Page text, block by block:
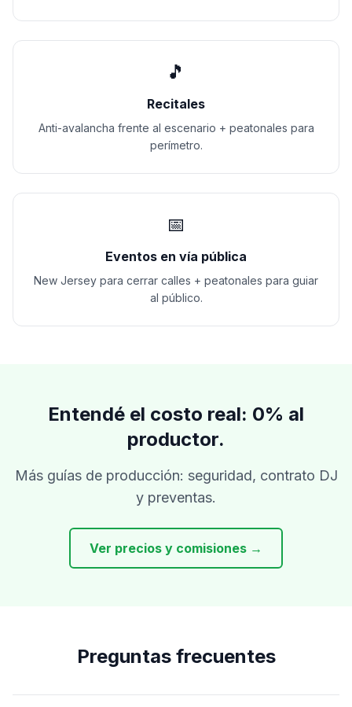
🎵
Recitales
Anti-avalancha frente al escenario + peatonales para
perímetro.
📅
Eventos en vía pública
New Jersey para cerrar calles + peatonales para guiar
al público.
Entendé el costo real: 0% al
productor.
Más guías de producción: seguridad, contrato DJ
y preventas.
Ver precios y comisiones →
Preguntas frecuentes